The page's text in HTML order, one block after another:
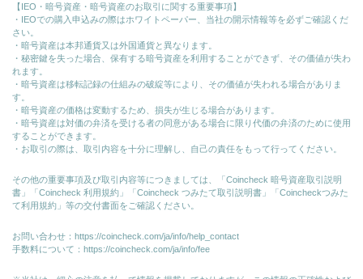
【IEO・暗号資産・暗号資産のお取引に関する重要事項】
・IEOでの購入申込みの際はホワイトペーパー、当社の開示情報等を必ずご確認くだ
さい。
・暗号資産は本邦通貨又は外国通貨と異なります。
・秘密鍵を失った場合、保有する暗号資産を利用することができず、その価値が失わ
れます。
・暗号資産は移転記録の仕組みの破綻等により、その価値が失われる場合がありま
す。
・暗号資産の価格は変動するため、損失が生じる場合があります。
・暗号資産は対価の弁済を受ける者の同意がある場合に限り代価の弁済のために使⽤
することができます。
・お取引の際は、取引内容を十分に理解し、自己の責任をもって行ってください。
その他の重要事項及び取引内容等につきましては、「Coincheck 暗号資産取引説明
書」「Coincheck 利用規約」「Coincheck つみたて取引説明書」「Coincheckつみた
て利用規約」等の交付書面をご確認ください。
お問い合わせ： https://coincheck.com/ja/info/help_contact
手数料について： https://coincheck.com/ja/info/fee